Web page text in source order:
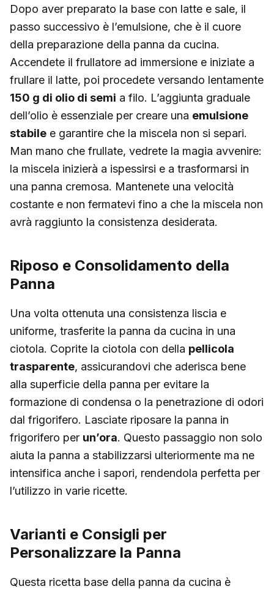
Dopo aver preparato la base con latte e sale, il
passo successivo è l’emulsione, che è il cuore
della preparazione della panna da cucina.
Accendete il frullatore ad immersione e iniziate a
frullare il latte, poi procedete versando lentamente
150 g di olio di semi a filo. L’aggiunta graduale
dell’olio è essenziale per creare una emulsione
stabile e garantire che la miscela non si separi.
Man mano che frullate, vedrete la magia avvenire:
la miscela inizierà a ispessirsi e a trasformarsi in
una panna cremosa. Mantenete una velocità
costante e non fermatevi fino a che la miscela non
avrà raggiunto la consistenza desiderata.
Riposo e Consolidamento della
Panna
Una volta ottenuta una consistenza liscia e
uniforme, trasferite la panna da cucina in una
ciotola. Coprite la ciotola con della pellicola
trasparente, assicurandovi che aderisca bene
alla superficie della panna per evitare la
formazione di condensa o la penetrazione di odori
dal frigorifero. Lasciate riposare la panna in
frigorifero per un’ora. Questo passaggio non solo
aiuta la panna a stabilizzarsi ulteriormente ma ne
intensifica anche i sapori, rendendola perfetta per
l’utilizzo in varie ricette.
Varianti e Consigli per
Personalizzare la Panna
Questa ricetta base della panna da cucina è